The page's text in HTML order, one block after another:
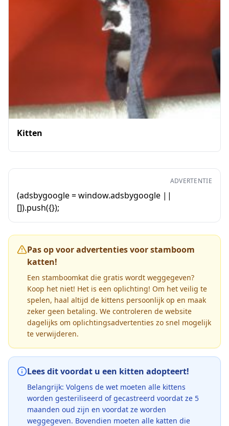
Kitten
ADVERTENTIE
(adsbygoogle = window.adsbygoogle ||
[]).push({});
Pas op voor advertenties voor stamboom
katten!
Een stamboomkat die gratis wordt weggegeven?
Koop het niet! Het is een oplichting! Om het veilig te
spelen, haal altijd de kittens persoonlijk op en maak
zeker geen betaling. We controleren de website
dagelijks om oplichtingsadvertenties zo snel mogelijk
te verwijderen.
Lees dit voordat u een kitten adopteert!
Belangrijk: Volgens de wet moeten alle kittens
worden gesteriliseerd of gecastreerd voordat ze 5
maanden oud zijn en voordat ze worden
weggegeven. Bovendien moeten alle katten die